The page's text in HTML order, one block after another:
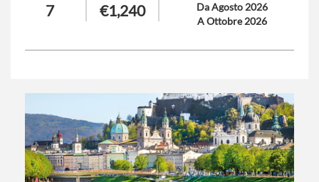
dai mille disegni, fermandosi anche solo per ammirare un
magnifico tramonto che si spegne sul mare cristallino…
7 €1,240
Da Agosto 2026
A Ottobre 2026